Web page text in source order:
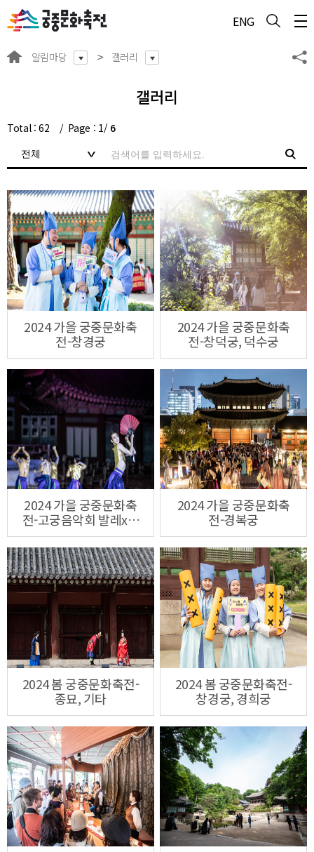
ENG
알림마당 갤러리
갤러리
Total :62 Page : 1/ 6
2024 가을 궁중문화축
전-창경궁
2024 가을 궁중문화축
전-창덕궁, 덕수궁
2024 가을 궁중문화축
전-고궁음악회 발레x수
제천
2024 가을 궁중문화축
전-경복궁
2024 봄 궁중문화축전-
종묘, 기타
2024 봄 궁중문화축전-
창경궁, 경희궁